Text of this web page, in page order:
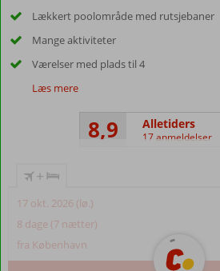
Lækkert poolområde med rutsjebaner
Mange aktiviteter
Værelser med plads til 4
Læs mere
8,9 Alletiders
17 anmeldelser
+
17 okt. 2026 (lø.)
8 dage (7 nætter)
fra København